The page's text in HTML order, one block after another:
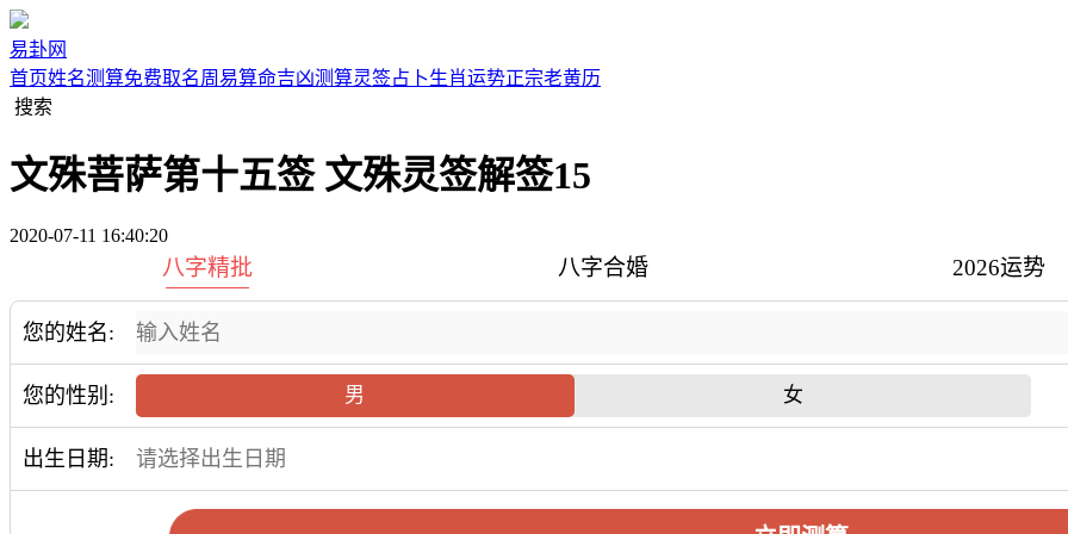
易卦网
首页姓名测算免费取名周易算命吉凶测算灵签占卜生肖运势正宗老黄历
搜索
文殊菩萨第十五签 文殊灵签解签15
2020-07-11 16:40:20
八字精批 八字合婚 2026运势
您的姓名:
您的性别: 男 女
出生日期: